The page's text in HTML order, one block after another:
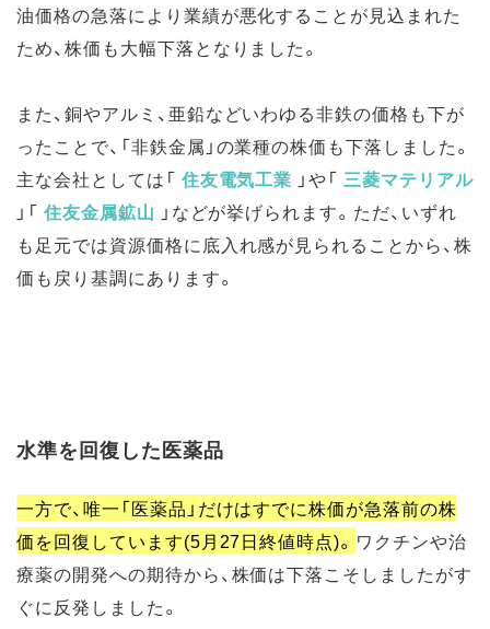
油価格の急落により業績が悪化することが見込まれた
ため、株価も大幅下落となりました。
また、銅やアルミ、亜鉛などいわゆる非鉄の価格も下が
ったことで、「非鉄金属」の業種の株価も下落しました。
主な会社としては「 住友電気工業 」や「三菱マテリアル
」「 住友金属鉱山 」などが挙げられます。ただ、いずれ
も足元では資源価格に底入れ感が見られることから、株
価も戻り基調にあります。
水準を回復した医薬品
一方で、唯一「医薬品」だけはすでに株価が急落前の株
価を回復しています(5月27日終値時点)。 ワクチンや治
療薬の開発への期待から、株価は下落こそしましたがす
ぐに反発しました。